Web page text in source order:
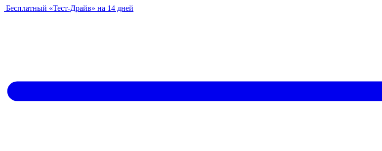
Бесплатный «Тест-Драйв» на 14 дней